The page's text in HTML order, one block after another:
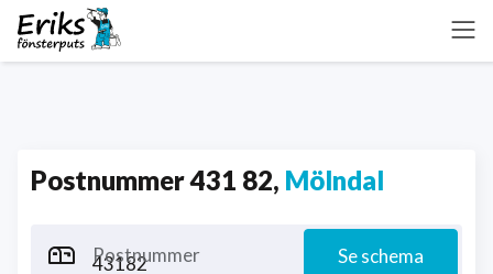
Postnummer 431 82, Mölndal
Postnummer Se schema